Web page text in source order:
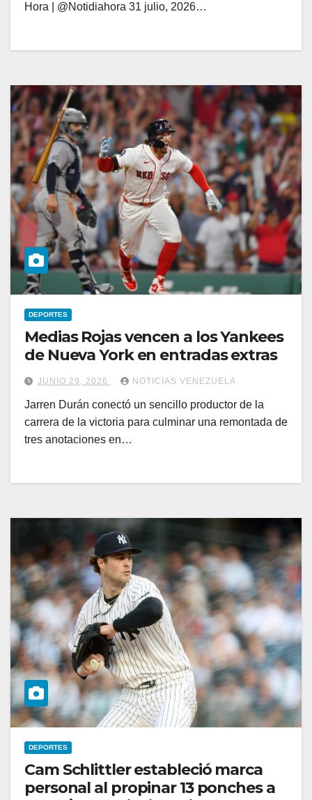
Hora | @Notidiahora 31 julio, 2026…
DEPORTES
Medias Rojas vencen a los Yankees
de Nueva York en entradas extras
JUNIO 29, 2026 NOTICIAS VENEZUELA
Jarren Durán conectó un sencillo productor de la
carrera de la victoria para culminar una remontada de
tres anotaciones en…
DEPORTES
Cam Schlittler estableció marca
personal al propinar 13 ponches a